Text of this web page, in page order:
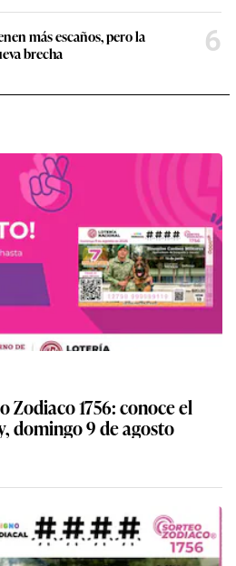
más escaños, pero la
brecha
6
Zodiaco 1756: conoce el
domingo 9 de agosto